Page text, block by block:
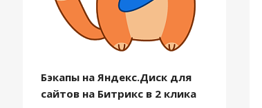
Бэкапы на Яндекс.Диск для
сайтов на Битрикс в 2 клика